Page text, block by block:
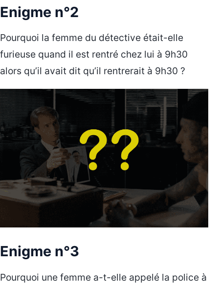
Enigme n°2
Pourquoi la femme du détective était-elle
furieuse quand il est rentré chez lui à 9h30
alors qu’il avait dit qu’il rentrerait à 9h30 ?
Enigme n°3
Pourquoi une femme a-t-elle appelé la police à